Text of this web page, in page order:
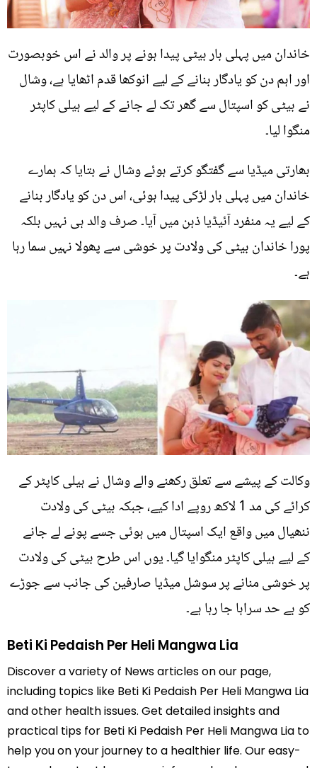
خاندان میں پہلی بار بیٹی پیدا ہونے پر والد نے اس خوبصورت
اور اہم دن کو یادگار بنانے کے لیے انوکھا قدم اٹھایا ہے، وشال
نے بیٹی کو اسپتال سے گھر تک لے جانے کے لیے ہیلی کاپٹر
منگوا لیا۔
بھارتی میڈیا سے گفتگو کرتے ہوئے وشال نے بتایا کہ ہمارے
خاندان میں پہلی بار لڑکی پیدا ہوئی، اس دن کو یادگار بنانے
کے لیے یہ منفرد آئیڈیا ذہن میں آیا۔ صرف والد ہی نہیں بلکہ
پورا خاندان بیٹی کی ولادت پر خوشی سے پھولا نہیں سما رہا
ہے۔
وکالت کے پیشے سے تعلق رکھنے والے وشال نے ہیلی کاپٹر کے
کرائے کی مد 1 لاکھ روپے ادا کیے، جبکہ بیٹی کی ولادت
ننھیال میں واقع ایک اسپتال میں ہوئی جسے پونے لے جانے
کے لیے ہیلی کاپٹر منگوایا گیا۔ یوں اس طرح بیٹی کی ولادت
پر خوشی منانے پر سوشل میڈیا صارفین کی جانب سے جوڑے
کو بے حد سراہا جا رہا ہے۔
Beti Ki Pedaish Per Heli Mangwa Lia
Discover a variety of News articles on our page,
including topics like Beti Ki Pedaish Per Heli Mangwa Lia
and other health issues. Get detailed insights and
practical tips for Beti Ki Pedaish Per Heli Mangwa Lia to
help you on your journey to a healthier life. Our easy-